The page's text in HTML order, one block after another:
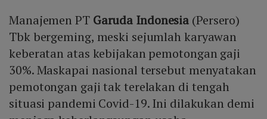
Manajemen PT Garuda Indonesia (Persero)
Tbk bergeming, meski sejumlah karyawan
keberatan atas kebijakan pemotongan gaji
30%. Maskapai nasional tersebut menyatakan
pemotongan gaji tak terelakan di tengah
situasi pandemi Covid-19. Ini dilakukan demi